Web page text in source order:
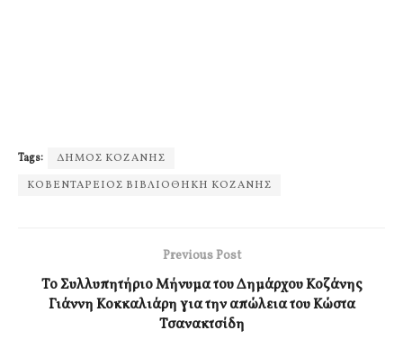
Tags:
ΔΗΜΟΣ ΚΟΖΑΝΗΣ
ΚΟΒΕΝΤΑΡΕΙΟΣ ΒΙΒΛΙΟΘΗΚΗ ΚΟΖΑΝΗΣ
Previous Post
Το Συλλυπητήριο Μήνυμα του Δημάρχου Κοζάνης
Γιάννη Κοκκαλιάρη για την απώλεια του Κώστα
Τσανακτσίδη